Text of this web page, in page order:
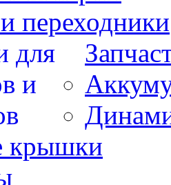
переходники
крышки